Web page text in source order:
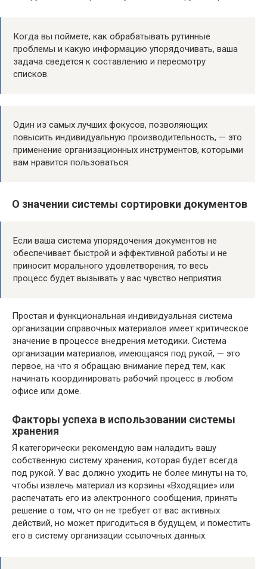
Когда вы поймете, как обрабатывать рутинные
проблемы и какую информацию упорядочивать, ваша
задача сведется к составлению и пересмотру
списков.
Один из самых лучших фокусов, позволяющих
повысить индивидуальную производительность, — это
применение организационных инструментов, которыми
вам нравится пользоваться.
О значении системы сортировки документов
Если ваша система упорядочения документов не
обеспечивает быстрой и эффективной работы и не
приносит морального удовлетворения, то весь
процесс будет вызывать у вас чувство неприятия.
Простая и функциональная индивидуальная система
организации справочных материалов имеет критическое
значение в процессе внедрения методики. Система
организации материалов, имеющаяся под рукой, — это
первое, на что я обращаю внимание перед тем, как
начинать координировать рабочий процесс в любом
офисе или доме.
Факторы успеха в использовании системы
хранения
Я категорически рекомендую вам наладить вашу
собственную систему хранения, которая будет всегда
под рукой. У вас должно уходить не более минуты на то,
чтобы извлечь материал из корзины «Входящие» или
распечатать его из электронного сообщения, принять
решение о том, что он не требует от вас активных
действий, но может пригодиться в будущем, и поместить
его в систему организации ссылочных данных.